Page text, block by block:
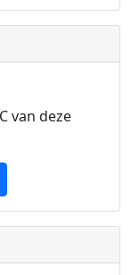
van deze